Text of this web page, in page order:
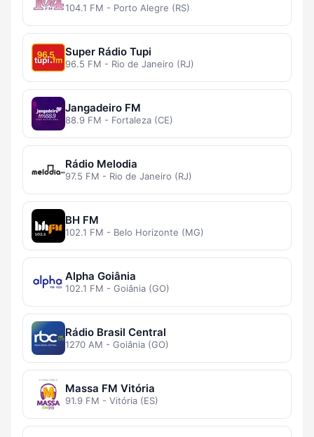
104.1 FM - Porto Alegre (RS)
Super Rádio Tupi
96.5 FM - Rio de Janeiro (RJ)
Jangadeiro FM
88.9 FM - Fortaleza (CE)
Rádio Melodia
97.5 FM - Rio de Janeiro (RJ)
BH FM
102.1 FM - Belo Horizonte (MG)
Alpha Goiânia
102.1 FM - Goiânia (GO)
Rádio Brasil Central
1270 AM - Goiânia (GO)
Massa FM Vitória
91.9 FM - Vitória (ES)